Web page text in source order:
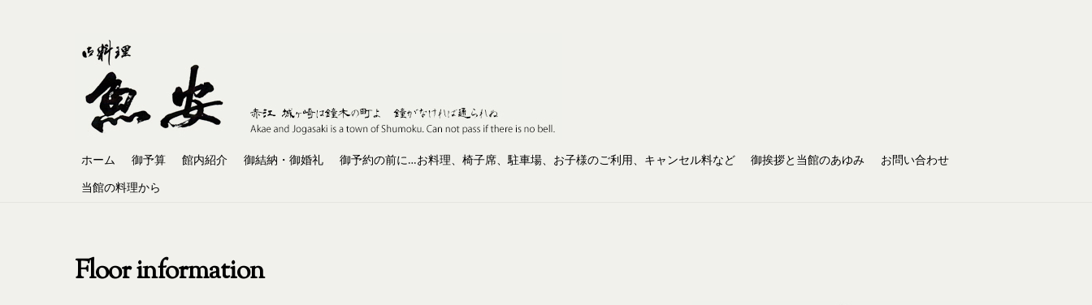
ホーム 御予算 館内紹介 御結納・御婚礼 御予約の前に…お料理、椅子席、駐車場、お子様のご利用、キャンセル料など 御挨拶と当館のあゆみ
お問い合わせ
当館の料理から
Floor information